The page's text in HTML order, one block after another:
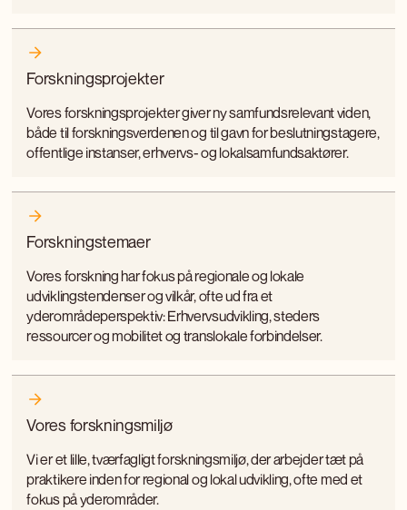
Forskningsprojekter
Vores forskningsprojekter giver ny samfundsrelevant viden,
både til forskningsverdenen og til gavn for beslutningstagere,
offentlige instanser, erhvervs- og lokalsamfundsaktører.
Forskningstemaer
Vores forskning har fokus på regionale og lokale
udviklingstendenser og vilkår, ofte ud fra et
yderområdeperspektiv: Erhvervsudvikling, steders
ressourcer og mobilitet og translokale forbindelser.
Vores forskningsmiljø
Vi er et lille, tværfagligt forskningsmiljø, der arbejder tæt på
praktikere inden for regional og lokal udvikling, ofte med et
fokus på yderområder.